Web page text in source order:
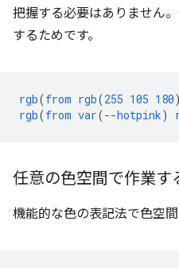
把握する必要はありません
するためです。
rgb(from rgb(255 105 180)
rgb(from var(--hotpink)
任意の色空間で作業す
機能的な色の表記法で色空間